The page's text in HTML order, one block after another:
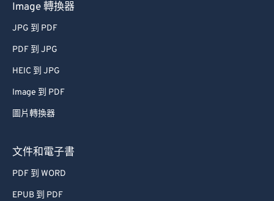
Image 轉換器
JPG 到 PDF
PDF 到 JPG
HEIC 到 JPG
Image 到 PDF
圖片轉換器
文件和電子書
PDF 到 WORD
EPUB 到 PDF